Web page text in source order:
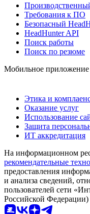
Требования к ПО
Безопасный
HeadHunter API
Поиск работы
Поиск по резюме
Мобильное приложение
Этика и
Оказание услуг
Использование
Защита
ИТ аккредитация
На информационном
рекомендательные
предоставления
и анализа сведений,
пользователей сети
Российской Федерации)